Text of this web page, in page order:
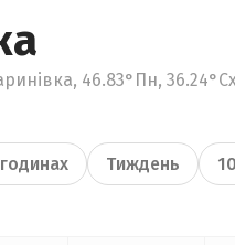
46.83°Пн,
Тиждень